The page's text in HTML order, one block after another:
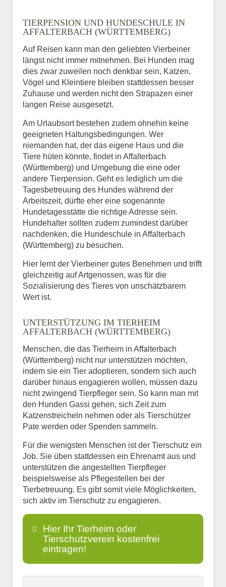
TIERPENSION UND HUNDESCHULE IN
AFFALTERBACH (WÜRTTEMBERG)
Auf Reisen kann man den geliebten Vierbeiner
längst nicht immer mitnehmen. Bei Hunden mag
dies zwar zuweilen noch denkbar sein, Katzen,
Vögel und Kleintiere bleiben stattdessen besser
Zuhause und werden nicht den Strapazen einer
langen Reise ausgesetzt.
Am Urlaubsort bestehen zudem ohnehin keine
geeigneten Haltungsbedingungen. Wer
niemanden hat, der das eigene Haus und die
Tiere hüten könnte, findet in Affalterbach
(Württemberg) und Umgebung die eine oder
andere Tierpension. Geht es lediglich um die
Tagesbetreuung des Hundes während der
Arbeitszeit, dürfte eher eine sogenannte
Hundetagesstätte die richtige Adresse sein.
Hundehalter sollten zudem zumindest darüber
nachdenken, die Hundeschule in Affalterbach
(Württemberg) zu besuchen.
Hier lernt der Vierbeiner gutes Benehmen und trifft
gleichzeitig auf Artgenossen, was für die
Sozialisierung des Tieres von unschätzbarem
Wert ist.
UNTERSTÜTZUNG IM TIERHEIM
AFFALTERBACH (WÜRTTEMBERG)
Menschen, die das Tierheim in Affalterbach
(Württemberg) nicht nur unterstützen möchten,
indem sie ein Tier adoptieren, sondern sich auch
darüber hinaus engagieren wollen, müssen dazu
nicht zwingend Tierpfleger sein. So kann man mit
den Hunden Gassi gehen, sich Zeit zum
Katzenstreicheln nehmen oder als Tierschützer
Pate werden oder Spenden sammeln.
Für die wenigsten Menschen ist der Tierschutz ein
Job. Sie üben stattdessen ein Ehrenamt aus und
unterstützen die angestellten Tierpfleger
beispielsweise als Pflegestellen bei der
Tierbetreuung. Es gibt somit viele Möglichkeiten,
sich aktiv im Tierschutz zu engagieren.
Hier Ihr Tierheim oder
Tierschutzverein kostenfrei
eintragen!